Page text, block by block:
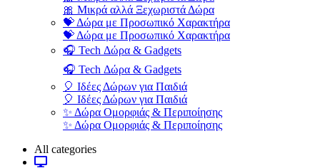
🎀 Μικρά αλλά Ξεχωριστά Δώρα
💝 Δώρα με Προσωπικό Χαρακτήρα
💝 Δώρα με Προσωπικό Χαρακτήρα
🎧 Tech Δώρα & Gadgets
🎧 Tech Δώρα & Gadgets
🎈 Ιδέες Δώρων για Παιδιά
🎈 Ιδέες Δώρων για Παιδιά
✨ Δώρα Ομορφιάς & Περιποίησης
✨ Δώρα Ομορφιάς & Περιποίησης
All categories